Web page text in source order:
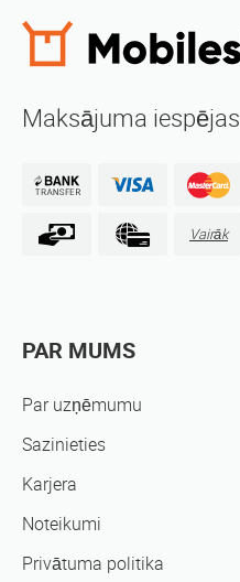
Maksājuma iespējas
Vairāk
PAR MUMS
Par uzņēmumu
Sazinieties
Karjera
Noteikumi
Privātuma politika